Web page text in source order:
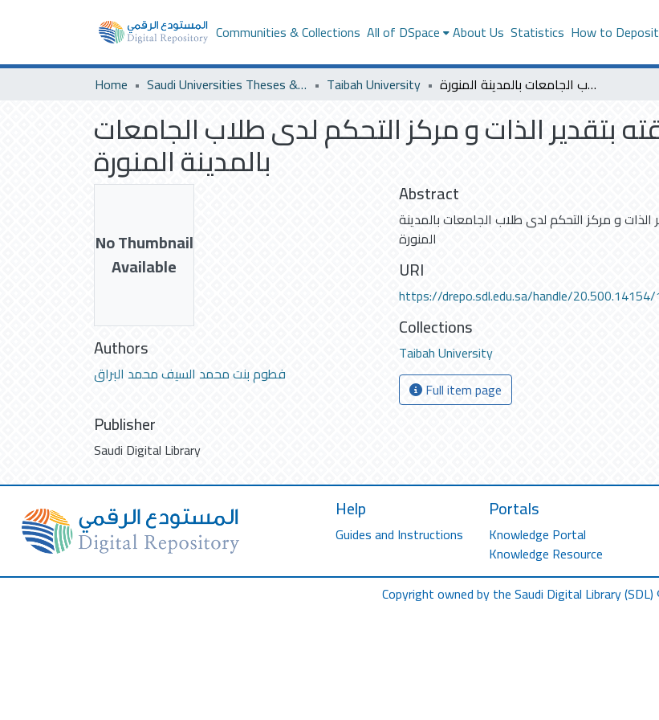
Communities & Collections All of DSpace About Us Statistics How to Deposit
Home Saudi Universities Theses & Dissertations Taibah University التفكير اللاعقلانى و علاقته بتقدير الذات و مركز التحكم لدى طلاب الجامعات بالمدينة المنورة
بتقدير الذات و مركز التحكم لدى طلاب الجامعات
بالمدينة المنورة
No Thumbnail
Available
Authors
فطوم بنت محمد السيف محمد البراق
Publisher
Saudi Digital Library
Abstract
الذات و مركز التحكم لدى طلاب الجامعات بالمدينة
المنورة
URI
https://drepo.sdl.edu.sa/handle/
Collections
Taibah University
Full item page
Help
Guides and Instructions
Portals
Knowledge Portal
Knowledge Resource
Copyright owned by the Saudi Digital Library